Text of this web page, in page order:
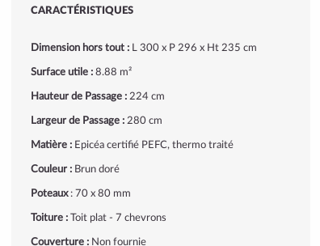
CARACTÉRISTIQUES
Dimension hors tout :L 300 x P 296 x Ht 235 cm
Surface utile :8.88 m²
Hauteur de Passage : 224 cm
Largeur de Passage : 280 cm
Matière :Epicéa certifié PEFC, thermo traité
Couleur :Brun doré
Poteaux: 70 x 80 mm
Toiture :Toit plat - 7 chevrons
Couverture :Non fournie